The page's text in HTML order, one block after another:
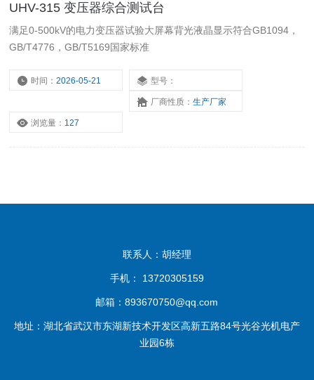
UHV-315 变压器综合测试台
满足0-500kV的电力变压器试验大屏幕背光液晶显示符合GB1094，
GB/T4776，GB/T5169国家标准
时间：2026-05-21 型号：
厂商性质： 生产厂家
浏览量： 127
联系人：胡经理
手机： 13720305159
邮箱：893670750@qq.com
地址：湖北省武汉市东湖新技术开发区高新五路84号光谷光机电产
业园6栋